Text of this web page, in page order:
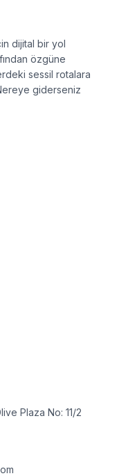
dijital bir yol
özgüne
sessil rotalara
giderseniz
Plaza No: 11/2